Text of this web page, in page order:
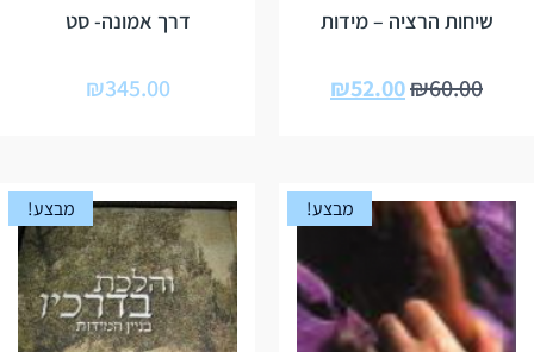
שיחות הרציה – מידות
₪60.00
₪52.00
דרך אמונה- סט
₪345.00
מבצע! מבצע!